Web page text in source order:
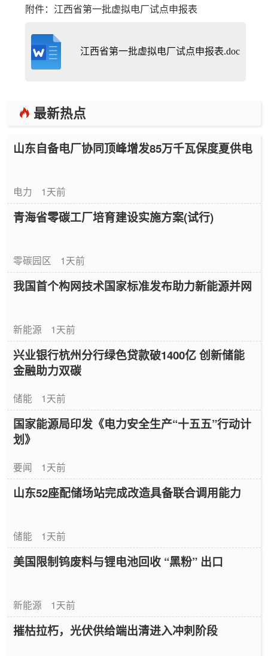
附件：江西省第一批虚拟电厂试点申报表
江西省第一批虚拟电厂试点申报表.doc
最新热点
山东自备电厂协同顶峰增发85万千瓦保度夏供电
电力 1天前
青海省零碳工厂培育建设实施方案(试行)
零碳园区 1天前
我国首个构网技术国家标准发布助力新能源并网
新能源 1天前
兴业银行杭州分行绿色贷款破1400亿 创新储能
金融助力双碳
储能 1天前
国家能源局印发《电力安全生产“十五五”行动计
划》
要闻 1天前
山东52座配储场站完成改造具备联合调用能力
储能 1天前
美国限制钨废料与锂电池回收 “黑粉” 出口
新能源 1天前
摧枯拉朽，光伏供给端出清进入冲刺阶段